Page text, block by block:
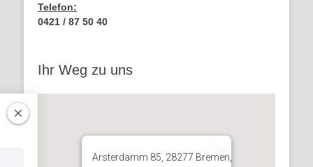
Telefon:
0421 / 87 50 40
Ihr Weg zu uns
Arsterdamm 85, 28277 Bremen,